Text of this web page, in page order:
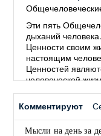
образом, потому,
человеческий
"человек →
Эти пять
дыханий
Ценности своим
настоящим
Ценностей
человеческой
начинает
времена люди
Ценностей
всём мире. Мы не
Комментируют
Мысли на день за